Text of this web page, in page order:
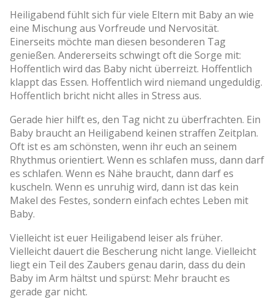
Heiligabend fühlt sich für viele Eltern mit Baby an wie
eine Mischung aus Vorfreude und Nervosität.
Einerseits möchte man diesen besonderen Tag
genießen. Andererseits schwingt oft die Sorge mit:
Hoffentlich wird das Baby nicht überreizt. Hoffentlich
klappt das Essen. Hoffentlich wird niemand ungeduldig.
Hoffentlich bricht nicht alles in Stress aus.
Gerade hier hilft es, den Tag nicht zu überfrachten. Ein
Baby braucht an Heiligabend keinen straffen Zeitplan.
Oft ist es am schönsten, wenn ihr euch an seinem
Rhythmus orientiert. Wenn es schlafen muss, dann darf
es schlafen. Wenn es Nähe braucht, dann darf es
kuscheln. Wenn es unruhig wird, dann ist das kein
Makel des Festes, sondern einfach echtes Leben mit
Baby.
Vielleicht ist euer Heiligabend leiser als früher.
Vielleicht dauert die Bescherung nicht lange. Vielleicht
liegt ein Teil des Zaubers genau darin, dass du dein
Baby im Arm hältst und spürst: Mehr braucht es
gerade gar nicht.